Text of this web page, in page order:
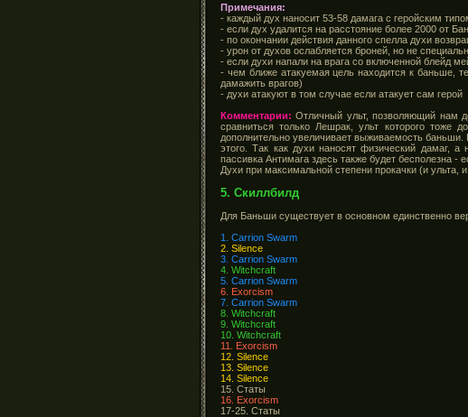
Примечания:
- каждый дух наносит 53-58 дамага с геройским
- если дух удалится на расстояние более 2000 от
- по окончании действия данного спелла духи
- урон от духов ослабляется броней, но не
- если духи напали на врага со включенной блейд
- чем ближе атакуемая цель находится к баньше,
дамажить врагов)
- духи атакуют в том случае если атакует сам герой
Комментарии:Отличный ульт, позволяющий нам
сравниться только Лешрак, ульт которого тоже
дополнительно увеличивает выживаемость баньши.
этого. Так как духи наносят физический дамаг,
пассивка Антимага здесь также будет бесполезна -
Духи при максимальной степени прокачки (и ульта,
5. Скиллбилд
Для Баньши существует в основном единственно
1. Carrion Swarm
2. Silence
3. Carrion Swarm
4. Witchcraft
5. Carrion Swarm
6. Exorcism
7. Carrion Swarm
8. Witchcraft
9. Witchcraft
10. Witchcraft
11. Exorcism
12. Silence
13. Silence
14. Silence
15. Статы
16. Exorcism
17-25. Статы